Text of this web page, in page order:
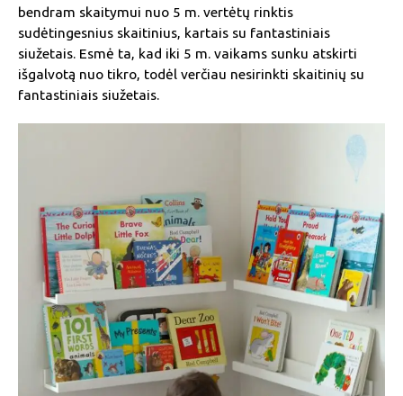
bendram skaitymui nuo 5 m. vertėtų rinktis
sudėtingesnius skaitinius, kartais su fantastiniais
siužetais. Esmė ta, kad iki 5 m. vaikams sunku atskirti
išgalvotą nuo tikro, todėl verčiau nesirinkti skaitinių su
fantastiniais siužetais.